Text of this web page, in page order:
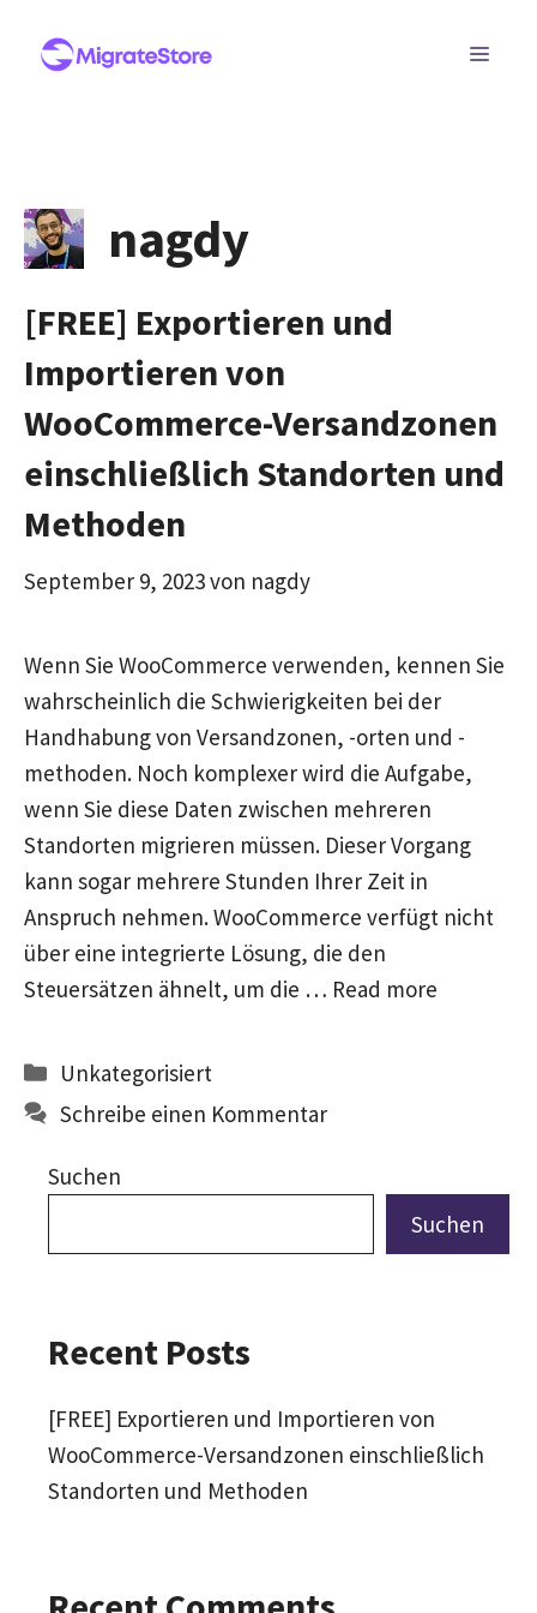
Inhalt
nagdy
[FREE] Exportieren und
Importieren von
WooCommerce-Versandzonen
einschließlich Standorten und
Methoden
September 9, 2023von nagdy
Wenn Sie WooCommerce verwenden, kennen Sie
wahrscheinlich die Schwierigkeiten bei der
Handhabung von Versandzonen, -orten und -
methoden. Noch komplexer wird die Aufgabe,
wenn Sie diese Daten zwischen mehreren
Standorten migrieren müssen. Dieser Vorgang
kann sogar mehrere Stunden Ihrer Zeit in
Anspruch nehmen. WooCommerce verfügt nicht
über eine integrierte Lösung, die den
Steuersätzen ähnelt, um die … Read more
Kategorien
Unkategorisiert
Schreibe einen Kommentar
Suchen
Suchen
Recent Posts
[FREE] Exportieren und Importieren von
WooCommerce-Versandzonen einschließlich
Standorten und Methoden